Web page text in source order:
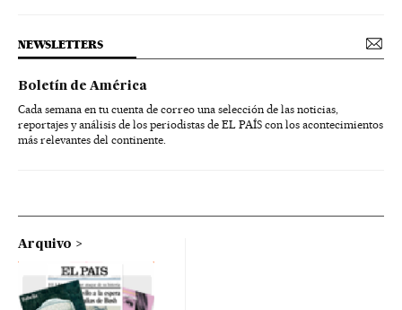
NEWSLETTERS
Boletín de América
Cada semana en tu cuenta de correo una selección de las noticias,
reportajes y análisis de los periodistas de EL PAÍS con los acontecimientos
más relevantes del continente.
Arquivo